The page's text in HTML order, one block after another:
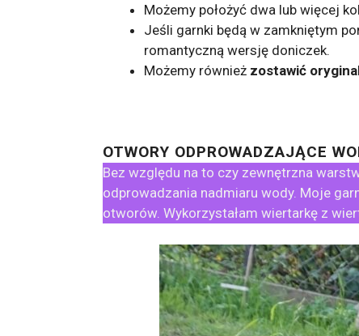
Możemy położyć dwa lub więcej
Jeśli garnki będą w zamkniętym
romantyczną wersję doniczek.
Możemy również zostawić
OTWORY ODPROWADZAJĄCE
Bez względu na to czy zewnętrzna
odprowadzania nadmiaru wody. Moje
otworów. Wykorzystałam wiertarkę z